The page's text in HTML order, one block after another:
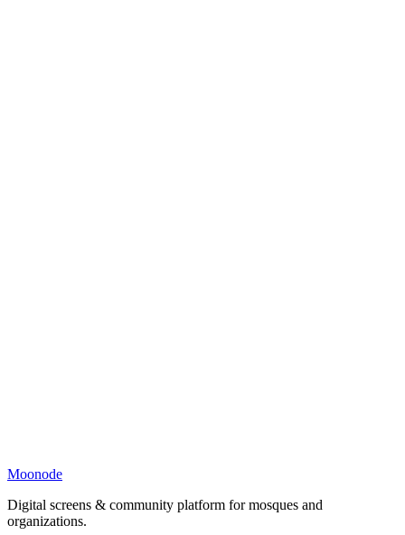
Moonode
Digital screens & community platform for mosques and
organizations.